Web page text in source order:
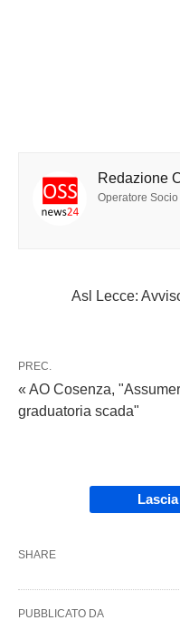
Redazione
Operatore
Asl Lecce:
PREC.
« AO Cosenza,
graduatoria scada"
SHARE
PUBBLICATO DA